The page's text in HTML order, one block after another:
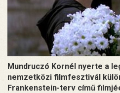
Mundruczó Kornél nyerte a
nemzetközi filmfesztivál
Frankenstein-terv című